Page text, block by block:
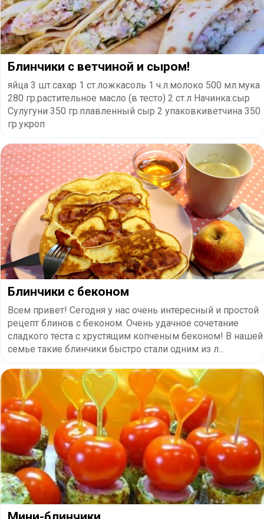
Блинчики с ветчиной и сыром!
яйца 3 шт.сахар 1 ст.ложкасоль 1 ч.л.молоко 500 мл.мука
280 гр.растительное масло (в тесто) 2 ст.л Начинка:сыр
Сулугуни 350 гр.плавленный сыр 2 упаковкиветчина 350
гр.укроп
​Блинчики с беконом
Всем привет! Сегодня у нас очень интересный и простой
рецепт блинов с беконом. Очень удачное сочетание
сладкого теста с хрустящим копченым беконом! В нашей
семье такие блинчики быстро стали одним из л...